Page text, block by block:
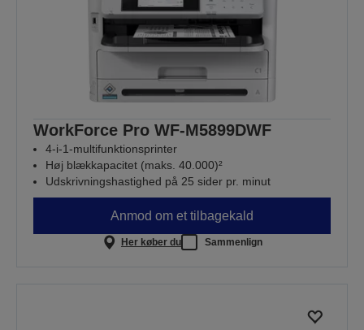
WorkForce Pro WF-M5899DWF
4-i-1-multifunktionsprinter
Høj blækkapacitet (maks. 40.000)²
Udskrivningshastighed på 25 sider pr. minut
Anmod om et tilbagekald
Her køber du Sammenlign